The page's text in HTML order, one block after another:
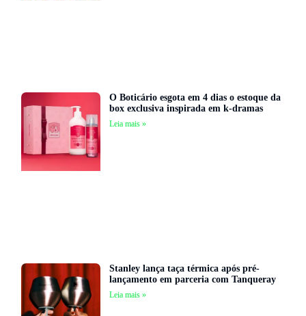
O Boticário esgota em 4 dias o estoque da
box exclusiva inspirada em k-dramas
Leia mais »
Stanley lança taça térmica após pré-
lançamento em parceria com Tanqueray
Leia mais »